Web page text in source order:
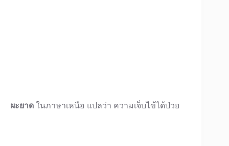
ผะยาด ในภาษาเหนือ แปลว่า ความเจ็บไข้ได้ป่วย